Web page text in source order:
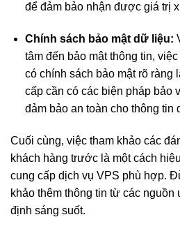
để đảm bảo nhận được giá trị
Chính sách bảo mật dữ liệu:
tâm đến bảo mật thông tin,
có chính sách bảo mật rõ ràng
cấp cần có các biện pháp bảo
đảm bảo an toàn cho thông tin
Cuối cùng, việc tham khảo các
khách hàng trước là một cách
cung cấp dịch vụ VPS phù hợp.
khảo thêm thông tin từ các nguồn
định sáng suốt.